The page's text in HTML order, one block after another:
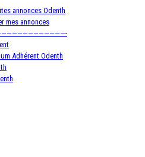
annonces Odenth
mes annonces
Adhérent Odenth